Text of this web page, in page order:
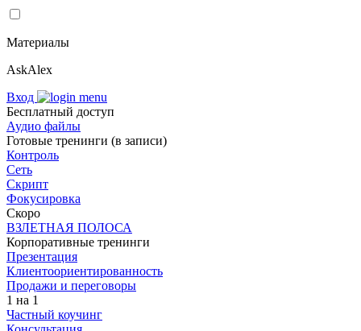
Материалы
AskAlex
Вход
Бесплатный доступ
Аудио файлы
Готовые тренинги (в записи)
Контроль
Сеть
Скрипт
Фокусировка
Скоро
ВЗЛЕТНАЯ ПОЛОСА
Корпоративные тренинги
Презентация
Клиент­оориен­ти­ро­ван­ность
Продажи и переговоры
1 на 1
Частный коучинг